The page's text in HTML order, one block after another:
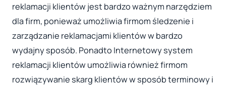
reklamacji klientów jest bardzo ważnym narzędziem
dla firm, ponieważ umożliwia firmom śledzenie i
zarządzanie reklamacjami klientów w bardzo
wydajny sposób. Ponadto Internetowy system
reklamacji klientów umożliwia również firmom
rozwiązywanie skarg klientów w sposób terminowy i